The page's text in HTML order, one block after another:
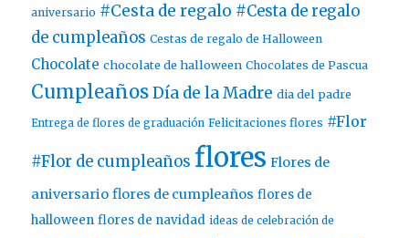
aniversario #Cesta de regalo #Cesta de regalo
de cumpleaños Cestas de regalo de Halloween
Chocolate chocolate de halloween Chocolates de Pascua
Cumpleaños Día de la Madre dia del padre
Entrega de flores de graduación Felicitaciones flores #Flor
#Flor de cumpleaños flores Flores de
aniversario flores de cumpleaños flores de
halloween flores de navidad ideas de celebración de